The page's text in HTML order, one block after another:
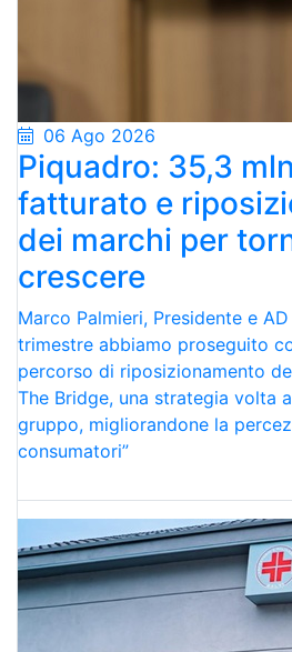
06 Ago 2026
Piquadro: 35,3
fatturato e
dei marchi per
crescere
Marco Palmieri, Presidente e
trimestre abbiamo proseguito
percorso di riposizionamento
The Bridge, una strategia volta
gruppo, migliorandone la
consumatori”